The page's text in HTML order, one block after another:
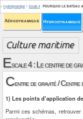
Aérodynamique Hydrodynamique
> Hydrodynamique > Escale 4 : POURQUOI LE BATEAU
Escale 4 : Le centre de
Centre de gravité / Centre
1) Les points d'application
Parmi ces schémas,